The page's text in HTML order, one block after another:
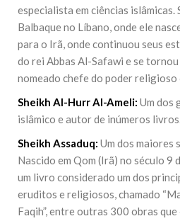
especialista em ciências islâmicas.
Balbaque no Líbano, onde ele
para o Irã, onde continuou seus
do rei Abbas Al-Safawi e se
nomeado chefe do poder religioso
Sheikh Al-Hurr Al-Ameli: Um dos
islâmico e autor de inúmeros
Sheikh Assaduq: Um dos maiores
Nascido em Qom (Irã) no século 9
um livro considerado um dos
eruditos e religiosos, chamado
Faqih”, entre outras 300 obras